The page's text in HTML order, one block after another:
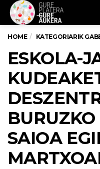
HOME KATEGORIARIK
ESKOLA-
SAIOA